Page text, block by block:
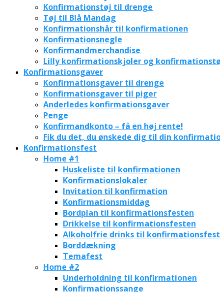
Konfirmationstøj til drenge
Tøj til Blå Mandag
Konfirmationshår til konfirmationen
Konfirmationsnegle
Konfirmandmerchandise
Lilly konfirmationskjoler og
Konfirmationsgaver
Konfirmationsgaver til drenge
Konfirmationsgaver til piger
Anderledes konfirmationsgaver
Penge
Konfirmandkonto – få en høj rente!
Fik du det, du ønskede dig til din
Konfirmationsfest
Home #1
Huskeliste til konfirmationen
Konfirmationslokaler
Invitation til konfirmation
Konfirmationsmiddag
Bordplan til konfirmationsfesten
Drikkelse til konfirmationsfesten
Alkoholfrie drinks til
Borddækning
Temafest
Home #2
Underholdning til konfirmationen
Konfirmationssange